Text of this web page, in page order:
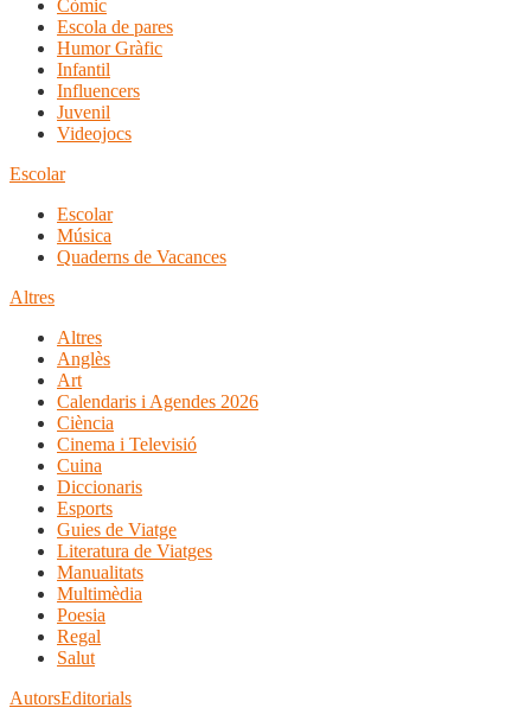
Còmic
Escola de pares
Humor Gràfic
Infantil
Influencers
Juvenil
Videojocs
Escolar
Escolar
Música
Quaderns de Vacances
Altres
Altres
Anglès
Art
Calendaris i Agendes 2026
Ciència
Cinema i Televisió
Cuina
Diccionaris
Esports
Guies de Viatge
Literatura de Viatges
Manualitats
Multimèdia
Poesia
Regal
Salut
AutorsEditorials